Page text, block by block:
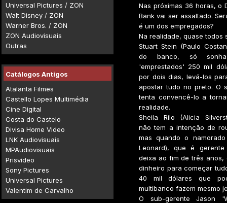
Universal Pictures / ZON
Walt Disney / ZON
Warner Bros. / ZON
ZON Audiovisuais
Outras
Catálogos Antigos
Atalanta Filmes
Castello Lopes Multimédia
Cine Digital
Costa do Castelo
Divisa Home Video
LNK Audiovisuais
MPAudiovisuais
Prisvideo
Sony Pictures
Universal Pictures
Valentim de Carvalho
Nas próximas 36 horas, o
Bank vai ser assaltado.
é um dos empregados?
Na realidade, quase todos
Stuart Stein (Paulo
do banco, só
'emprestados' 250 mil
por dois dias, levá-los
apostar tudo no preto. O
tenta convencê-lo a
realidade.
Sheila Rilo (Alicia
não tem a intenção de
mas quando o
Leonard), que é
deixa ao fim de três anos,
dinheiro para começar
40 mil dólares que
multibanco fazem mesmo
O sub-gerente Jason